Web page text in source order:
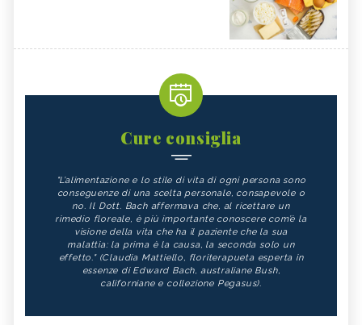
Cure consiglia
"L’alimentazione e lo stile di vita di ogni persona sono
conseguenze di una scelta personale, consapevole o
no. Il Dott. Bach affermava che, al ricettare un
rimedio floreale, è più importante conoscere com’è la
visione della vita che ha il paziente che la sua
malattia: la prima è la causa, la seconda solo un
effetto." (Claudia Mattiello, floriterapueta esperta in
essenze di Edward Bach, australiane Bush,
californiane e collezione Pegasus).